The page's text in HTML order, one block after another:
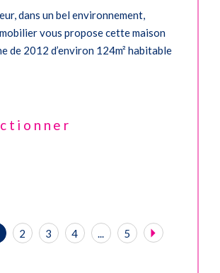
dans un bel environnement,
vous propose cette maison
de 2012 d’environ 124m² habitable
2 3 4 ... 5